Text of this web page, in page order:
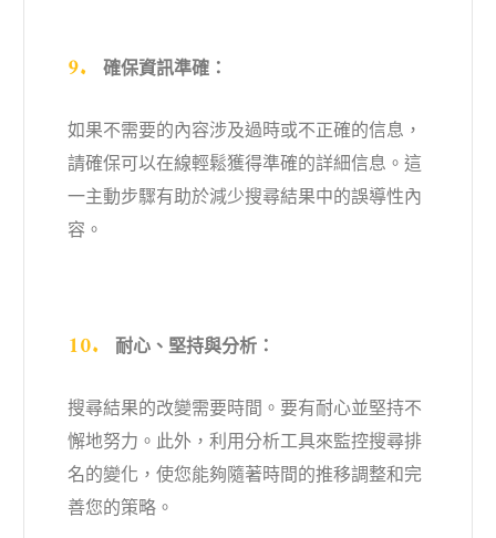
確保資訊準確：
如果不需要的內容涉及過時或不正確的信息，
請確保可以在線輕鬆獲得準確的詳細信息。這
一主動步驟有助於減少搜尋結果中的誤導性內
容。
耐心、堅持與分析：
搜尋結果的改變需要時間。要有耐心並堅持不
懈地努力。此外，利用分析工具來監控搜尋排
名的變化，使您能夠隨著時間的推移調整和完
善您的策略。